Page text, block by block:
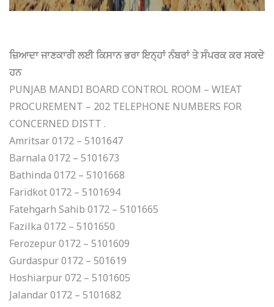
ਜ਼ਿਆਦਾ ਜਾਣਕਾਰੀ ਲਈ ਕਿਸਾਨ ਭਰਾ ਇਨ੍ਹਾਂ ਨੰਬਰਾਂ ਤੇ ਸੰਪਰਕ ਕਰ ਸਕਦੇ
ਹਨ
PUNJAB MANDI BOARD CONTROL ROOM – WIEAT
PROCUREMENT – 202 TELEPHONE NUMBERS FOR
CONCERNED DISTT .
Amritsar 0172 – 5101647
Barnala 0172 – 5101673
Bathinda 0172 – 5101668
Faridkot 0172 – 5101694
Fatehgarh Sahib 0172 – 5101665
Fazilka 0172 – 5101650
Ferozepur 0172 – 5101609
Gurdaspur 0172 – 501619
Hoshiarpur 072 – 5101605
Jalandar 0172 – 5101682